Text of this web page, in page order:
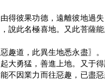
得彼果功德，遠離彼地過
說此名極喜地。又此菩薩能
趣道，此異生地悉永盡〗
。
大勇猛，善進上地。又于
不因業力而往惡趣，已盡